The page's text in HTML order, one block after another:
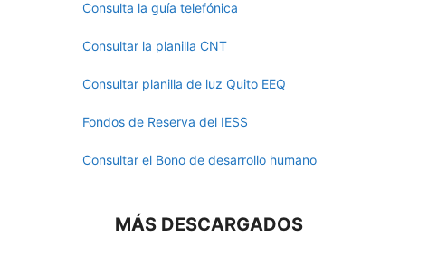
Consulta la guía telefónica
Consultar la planilla CNT
Consultar planilla de luz Quito EEQ
Fondos de Reserva del IESS
Consultar el Bono de desarrollo humano
MÁS DESCARGADOS